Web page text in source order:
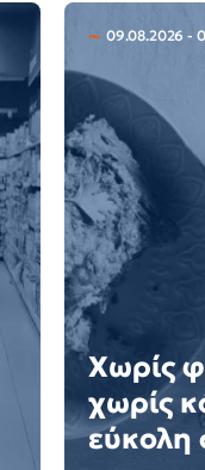
09.08.2026 -
Χωρίς
χωρίς
εύκολη